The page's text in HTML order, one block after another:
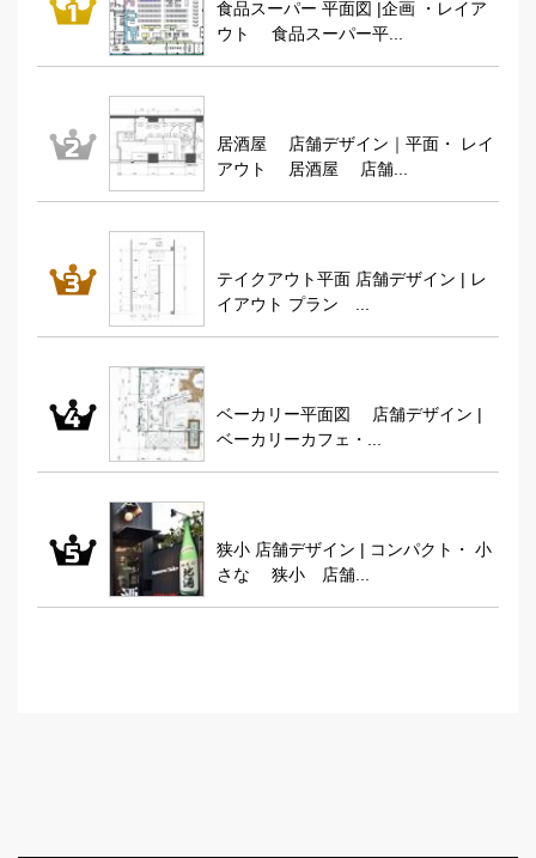
食品スーパー 平面図 |企画 ・レイア
ウト 食品スーパー平...
居酒屋 店舗デザイン｜平面・ レイ
アウト 居酒屋 店舗...
テイクアウト平面 店舗デザイン | レ
イアウト プラン ...
ベーカリー平面図 店舗デザイン |
ベーカリーカフェ・...
狭小 店舗デザイン | コンパクト・ 小
さな 狭小 店舗...